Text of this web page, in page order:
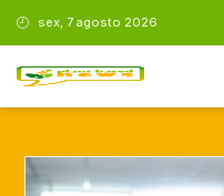
sex, 7 agosto 2026